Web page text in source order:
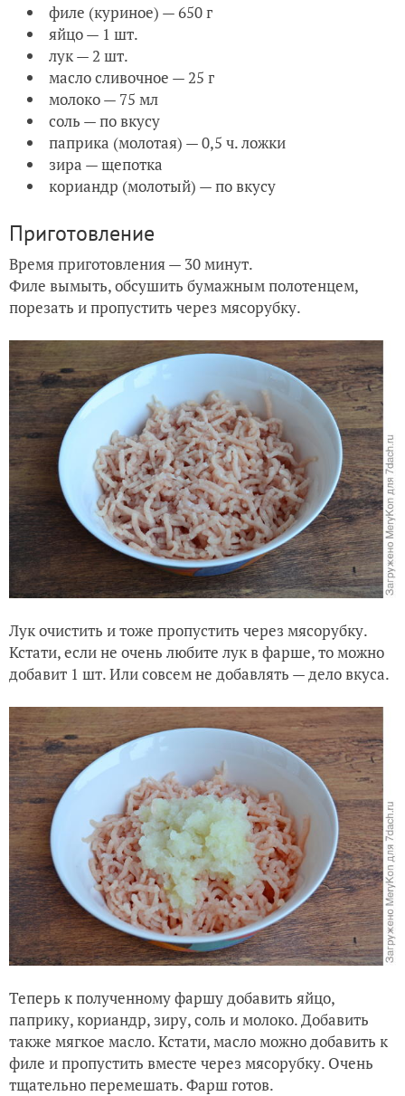
филе (куриное) — 650 г
яйцо — 1 шт.
лук — 2 шт.
масло сливочное — 25 г
молоко — 75 мл
соль — по вкусу
паприка (молотая) — 0,5 ч. ложки
зира — щепотка
кориандр (молотый) — по вкусу
Приготовление
Время приготовления — 30 минут.
Филе вымыть, обсушить бумажным полотенцем,
порезать и пропустить через мясорубку.
Лук очистить и тоже пропустить через мясорубку.
Кстати, если не очень любите лук в фарше, то можно
добавит 1 шт. Или совсем не добавлять — дело вкуса.
Теперь к полученному фаршу добавить яйцо,
паприку, кориандр, зиру, соль и молоко. Добавить
также мягкое масло. Кстати, масло можно добавить к
филе и пропустить вместе через мясорубку. Очень
тщательно перемешать. Фарш готов.